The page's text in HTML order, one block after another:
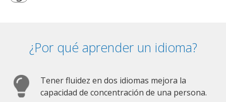
¿Por qué aprender un idioma?
Tener fluidez en dos idiomas mejora la
capacidad de concentración de una persona.